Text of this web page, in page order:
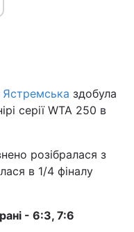
здобула
серії WTA 250 в
розібралася з
в 1/4 фіналу
- 6:3, 7:6